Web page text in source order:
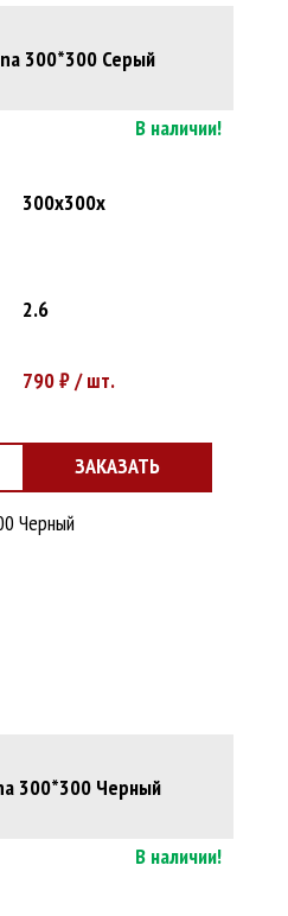
300*300 Серый
В наличии!
300x300x
2.6
790₽ / шт.
ЗАКАЗАТЬ
300*300 Черный
В наличии!